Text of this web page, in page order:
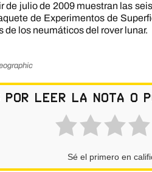
de julio de 2009 muestran las
de Experimentos de
de los neumáticos del rover lunar.
por leer la nota
Sé el primero en